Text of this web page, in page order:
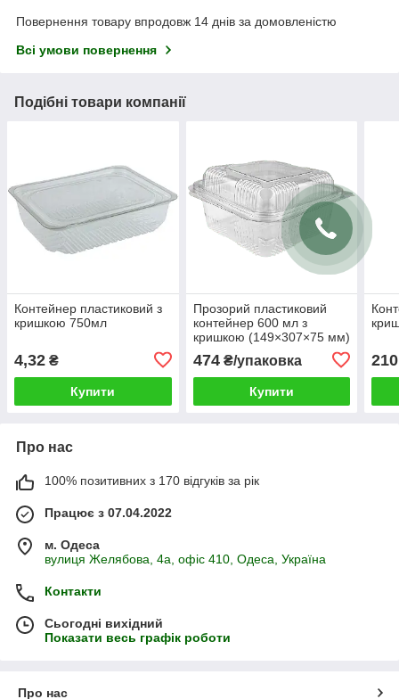
Повернення товару впродовж 14 днів за домовленістю
Всі умови повернення
Подібні товари компанії
Контейнер пластиковий з
кришкою 750мл
4,32 ₴
Купити
Прозорий пластиковий
контейнер 600 мл з
кришкою (149×307×75 мм)
474₴/упаковка
Купити
210
Про нас
100% позитивних з 170 відгуків за рік
Працює з 07.04.2022
м. Одеса
вулиця Желябова, 4а, офіс 410, Одеса, Україна
Контакти
Сьогодні вихідний
Показати весь графік роботи
Про нас